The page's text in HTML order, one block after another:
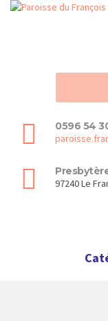
0596 54
97240 Le